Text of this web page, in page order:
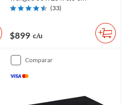
(33)
$899 c/u
comparar